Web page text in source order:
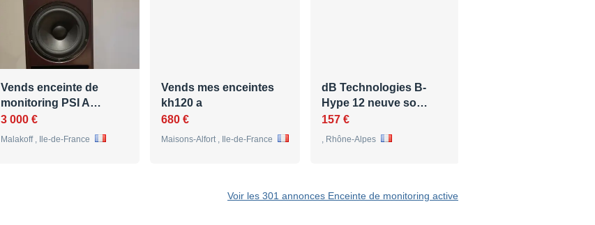
Vends enceinte de
monitoring PSI A…
3 000 €
Malakoff , Ile-de-France
Vends mes enceintes
kh120 a
680 €
Maisons-Alfort , Ile-de-France
dB Technologies B-
Hype 12 neuve so…
157 €
, Rhône-Alpes
Voir les 301 annonces Enceinte de monitoring active